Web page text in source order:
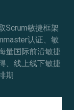
Scrum敏捷框架
认证、敏
量国际前沿敏捷
、线上线下敏捷
期